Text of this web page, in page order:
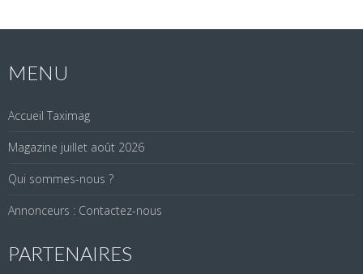
MENU
Accueil Taximag
Magazine juillet août 2026
Qui sommes-nous ?
Annonceurs : Contactez-nous
PARTENAIRES